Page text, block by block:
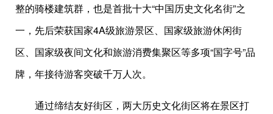
整的骑楼建筑群，也是首批十大“中国历史文化名街”之
一，先后荣获国家4A级旅游景区、国家级旅游休闲街
区、国家级夜间文化和旅游消费集聚区等多项“国字号”品
牌，年接待游客突破千万人次。
通过缔结友好街区，两大历史文化街区将在景区打